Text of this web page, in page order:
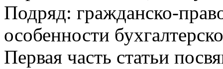
Подряд: гражданско-
особенности
Первая часть статьи